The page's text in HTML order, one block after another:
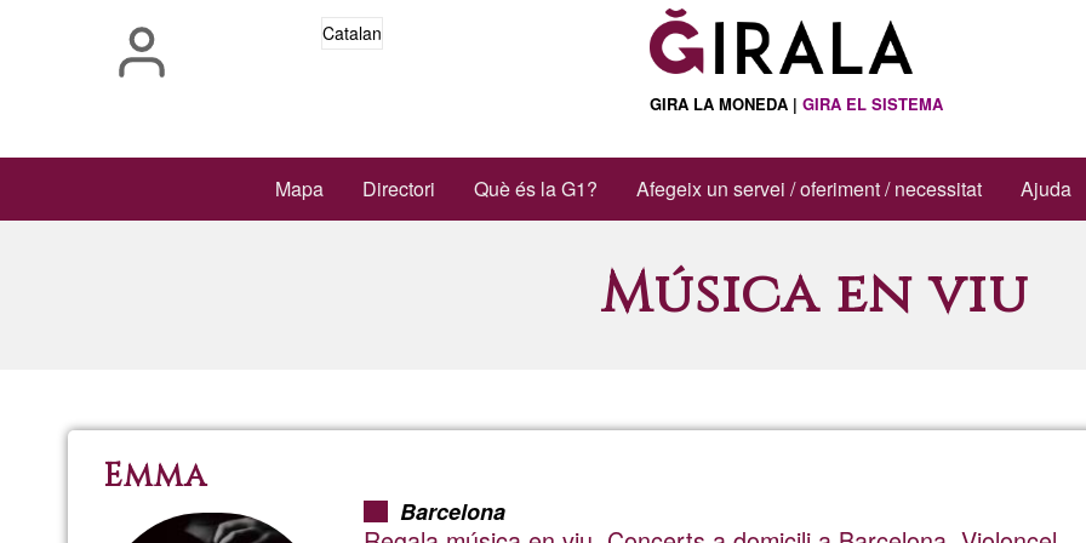
Catalan
GIRA LA MONEDA | GIRA EL SISTEMA
Mapa Directori Què és la G1? Afegeix un servei / oferiment / necessitat Ajuda
Música en viu
Emma
Barcelona